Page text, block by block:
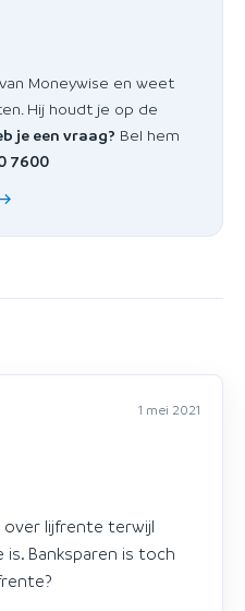
Moneywise en weet
Hij houdt je op de
je een vraag? Bel hem
7600
1 mei 2021
over lijfrente terwijl
Banksparen is toch